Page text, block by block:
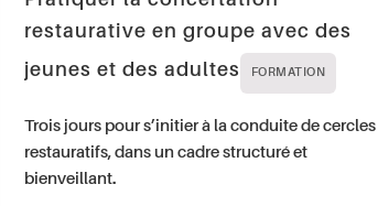
restaurative en groupe avec des
jeunes et des adultes
FORMATION
Trois jours pour s’initier à la conduite de cercles
restauratifs, dans un cadre structuré et
bienveillant.